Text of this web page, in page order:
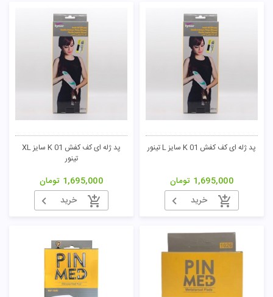
پد ژله ای کف کفش K 01 سایز L تینور
1,695,000 تومان
خرید
پد ژله ای کف کفش K 01 سایز XL
تینور
1,695,000 تومان
خرید